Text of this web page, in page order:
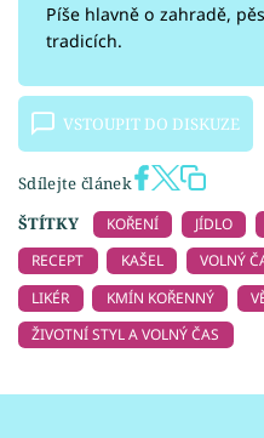
Píše hlavně o zahradě,
tradicích.
VSTOUPIT DO DISKUZE
Sdílejte článek
ŠTÍTKY
KOŘENÍ JÍDLO
RECEPT
KAŠEL VOLNÝ
LIKÉR
KMÍN KOŘENNÝ
ŽIVOTNÍ STYL A VOLNÝ ČAS